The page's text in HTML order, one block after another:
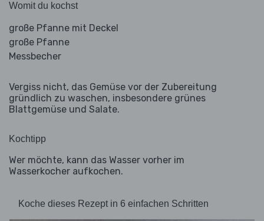
Womit du kochst
große Pfanne mit Deckel
große Pfanne
Messbecher
Vergiss nicht, das Gemüse vor der Zubereitung
gründlich zu waschen, insbesondere grünes
Blattgemüse und Salate.
Kochtipp
Wer möchte, kann das Wasser vorher im
Wasserkocher aufkochen.
Koche dieses Rezept in 6 einfachen Schritten